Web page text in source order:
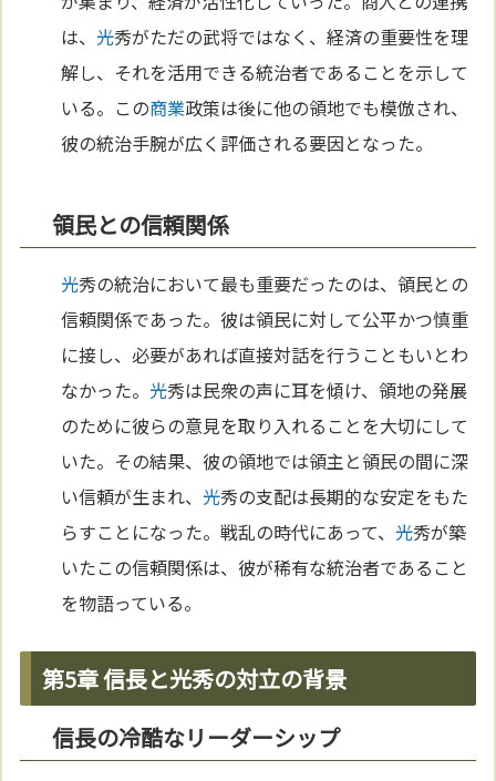
は、 光秀がただの武将ではなく、経済の重要性を理
解し、それを活用できる統治者であることを示して
いる。この商業政策は後に他の領地でも模倣され、
彼の統治手腕が広く評価される要因となった。
領民との信頼関係
光秀の統治において最も重要だったのは、領民との
信頼関係であった。彼は領民に対して公平かつ慎重
に接し、必要があれば直接対話を行うこともいとわ
なかった。 光秀は民衆の声に耳を傾け、領地の発展
のために彼らの意見を取り入れることを大切にして
いた。その結果、彼の領地では領主と領民の間に深
い信頼が生まれ、 光秀の支配は長期的な安定をもた
らすことになった。戦乱の時代にあって、 光秀が築
いたこの信頼関係は、彼が稀有な統治者であること
を物語っている。
第5章 信長と光秀の対立の背景
信長の冷酷なリーダーシップ